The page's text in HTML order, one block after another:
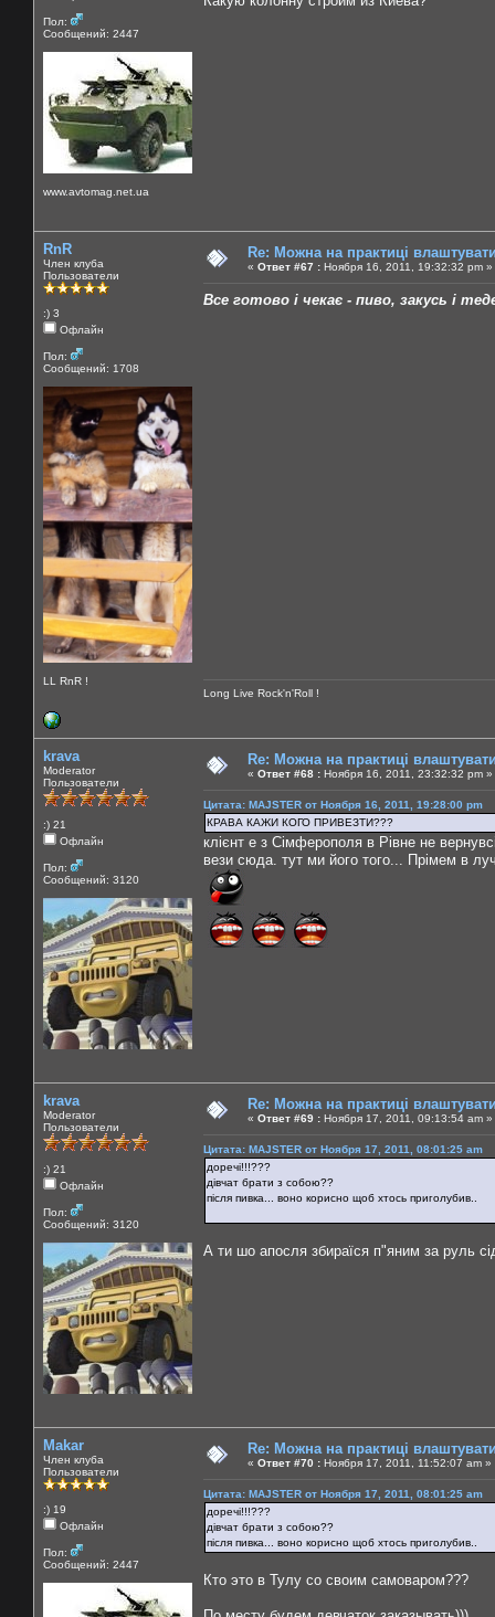
Пол:
Сообщений: 2447
www.avtomag.net.ua
RnR
Член клуба
Пользователи
:) 3
Офлайн
Пол:
Сообщений: 1708
LL RnR !
Re: Можна на практиці
« Ответ #67 : Ноября 16, 2011, 19:32:32 pm »
Все готово і чекає - пиво, закусь і
Long Live Rock'n'Roll !
krava
Moderator
Пользователи
:) 21
Офлайн
Пол:
Сообщений: 3120
Re: Можна на практиці
« Ответ #68 : Ноября 16, 2011, 23:32:32 pm »
Цитата: MAJSTER от Ноября 16, 2011, 19:28:00 pm
КРАВА КАЖИ КОГО ПРИВЕЗТИ???
клієнт е з Сімферополя в Рівне не
вези сюда. тут ми його того... Прімем в
krava
Moderator
Пользователи
:) 21
Офлайн
Пол:
Сообщений: 3120
Re: Можна на практиці
« Ответ #69 : Ноября 17, 2011, 09:13:54 am »
Цитата: MAJSTER от Ноября 17, 2011, 08:01:25 am
доречі!!!???
дівчат брати з собою??
після пивка... воно корисно щоб хтось приголубив..
А ти шо апосля збираїся п"яним за руль
Makar
Член клуба
Пользователи
:) 19
Офлайн
Пол:
Сообщений: 2447
Re: Можна на практиці
« Ответ #70 : Ноября 17, 2011, 11:52:07 am »
Цитата: MAJSTER от Ноября 17, 2011, 08:01:25 am
доречі!!!???
дівчат брати з собою??
після пивка... воно корисно щоб хтось приголубив..
Кто это в Тулу со своим самоваром???